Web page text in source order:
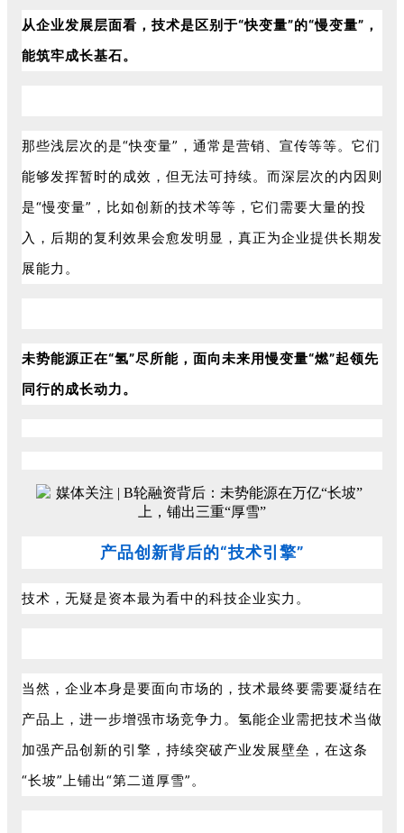
从企业发展层面看，技术是区别于“快变量”的“慢变量”，
能筑牢成长基石。
那些浅层次的是“快变量”，通常是营销、宣传等等。它们
能够发挥暂时的成效，但无法可持续。而深层次的内因则
是“慢变量”，比如创新的技术等等，它们需要大量的投
入，后期的复利效果会愈发明显，真正为企业提供长期发
展能力。
未势能源正在“氢”尽所能，面向未来用慢变量“燃”起领先
同行的成长动力。
产品创新背后的“技术引擎”
技术，无疑是资本最为看中的科技企业实力。
当然，企业本身是要面向市场的，技术最终要需要凝结在
产品上，进一步增强市场竞争力。氢能企业需把技术当做
加强产品创新的引擎，持续突破产业发展壁垒，在这条
“长坡”上铺出“第二道厚雪”。